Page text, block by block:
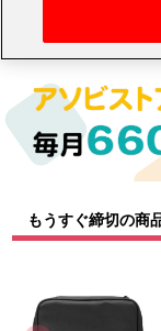
ゲーム
EVENT
アイドルマスター ミ
アイドルマスター
学園アイドルマスター
プロジェクトアイマス
もうすぐ締切の商